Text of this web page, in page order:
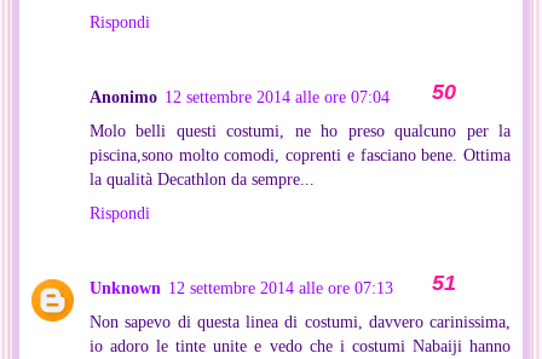
Rispondi
Anonimo 12 settembre 2014 alle ore 07:04
Molo belli questi costumi, ne ho preso qualcuno per la
piscina,sono molto comodi, coprenti e fasciano bene. Ottima
la qualità Decathlon da sempre...
Rispondi
Unknown 12 settembre 2014 alle ore 07:13
Non sapevo di questa linea di costumi, davvero carinissima,
io adoro le tinte unite e vedo che i costumi Nabaiji hanno